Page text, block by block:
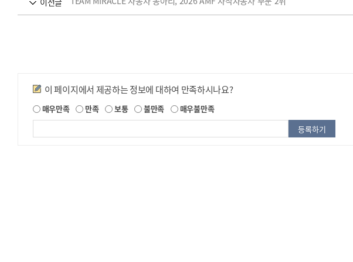
만족도조사
이 페이지에서 제공하는 정보에 대하여 만족하시나요?
매우만족 만족 보통 불만족 매우불만족
공